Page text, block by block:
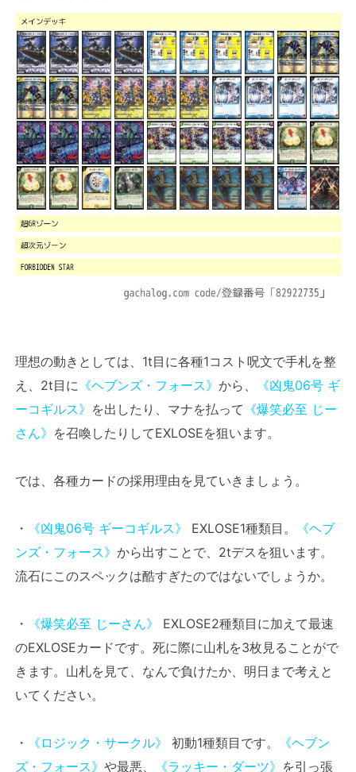
理想の動きとしては、1t目に各種1コスト呪文で手札を整
え、2t目に 《ヘブンズ・フォース》 から、
《凶鬼06号 ギ
ーコギルス》 を出したり、マナを払って 《爆笑必至 じー
さん》 を召喚したりしてEXLOSEを狙います。
では、各種カードの採用理由を見ていきましょう。
・ 《凶鬼06号 ギーコギルス》 EXLOSE1種類目。
《ヘブ
ンズ・フォース》 から出すことで、2tデスを狙います。
流石にこのスペックは酷すぎたのではないでしょうか。
・ 《爆笑必至 じーさん》
EXLOSE2種類目に加えて最速
のEXLOSEカードです。死に際に山札を3枚見ることがで
きます。山札を見て、なんで負けたか、明日まで考えと
いてください。
・ 《ロジック・サークル》 初動1種類目です。
《ヘブン
ズ・フォース》 や最悪、 《ラッキー・ダーツ》 を引っ張